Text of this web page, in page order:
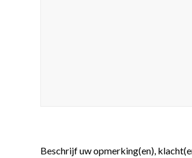
Beschrijf uw opmerking(en),